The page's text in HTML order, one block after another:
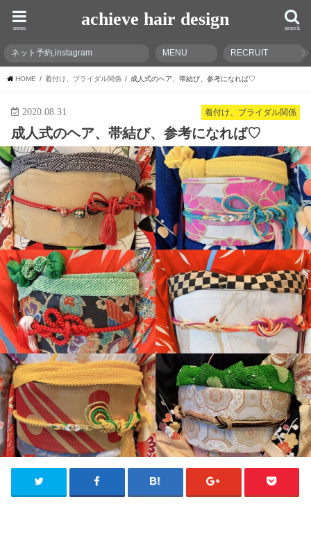
achieve hair design search
menu
ネット予約,instagram MENU RECRUIT
HOME 着付け、ブライダル関係 成人式のヘア、帯結び、参考になれば♡
着付け、ブライダル関係
2020.08.31
成人式のヘア、帯結び、参考になれば♡